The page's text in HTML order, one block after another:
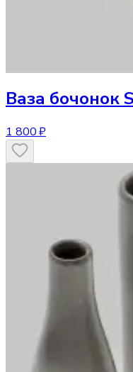
Ваза бочонок S
1 800 ₽